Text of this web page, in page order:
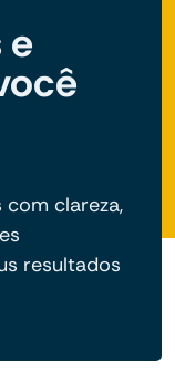
e
clareza,
resultados